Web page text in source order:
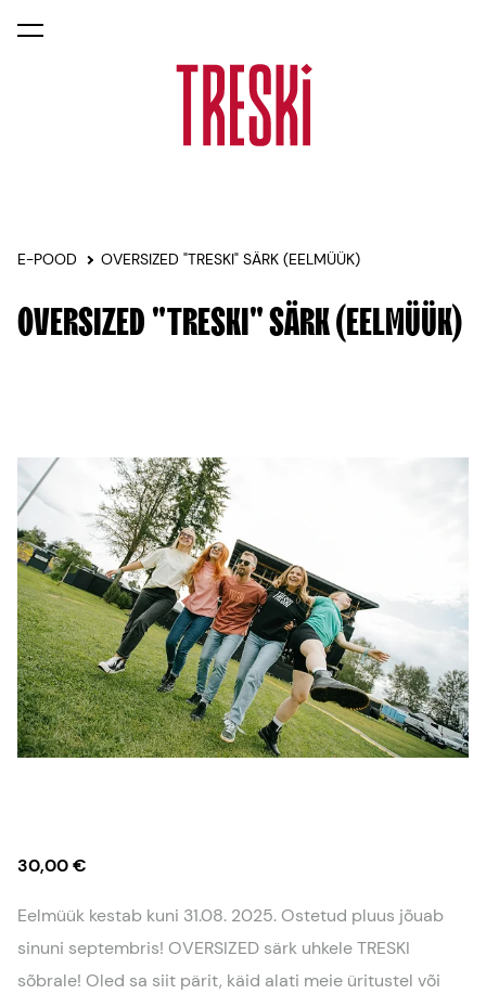
lisati ostukorvi.
E-POOD OVERSIZED "TRESKI" SÄRK (EELMÜÜK)
OVERSIZED "TRESKI" SÄRK (EELMÜÜK)
30,00 €
Eelmüük kestab kuni 31.08. 2025. Ostetud pluus jõuab
sinuni septembris! OVERSIZED särk uhkele TRESKI
sõbrale! Oled sa siit pärit, käid alati meie üritustel või